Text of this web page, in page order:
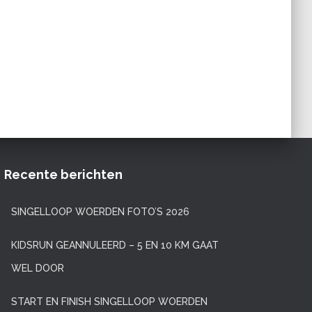
Recente berichten
SINGELLOOP WOERDEN FOTO’S 2026
KIDSRUN GEANNULEERD – 5 EN 10 KM GAAT
WEL DOOR
START EN FINISH SINGELLOOP WOERDEN